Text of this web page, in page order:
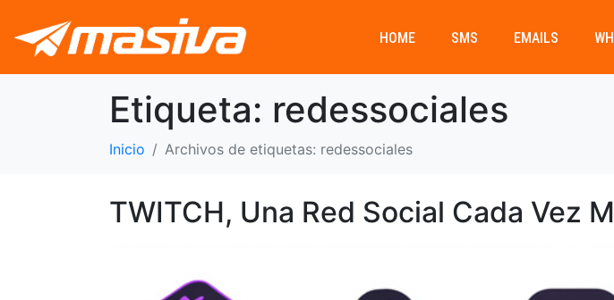
HOME SMS EMAILS
Etiqueta: redessociales
Inicio Archivos de etiquetas: redessociales
TWITCH, Una Red Social Cada Vez